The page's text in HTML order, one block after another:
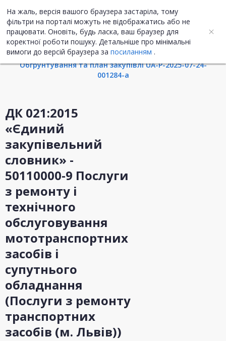
На жаль, версія вашого браузера застаріла, тому
фільтри на порталі можуть не відображатись або не
працювати. Оновіть, будь ласка, ваш браузер для
коректної роботи пошуку. Детальніше про мінімальні
вимоги до версій браузера за посиланням .
UA ENG
Інформація про закупівлю
Обгрунтування та план закупівлі UA-P-2025-07-24-
001284-a
ДК 021:2015
«Єдиний
закупівельний
словник» -
50110000-9 Послуги
з ремонту і
технічного
обслуговування
мототранспортних
засобів і
супутнього
обладнання
(Послуги з ремонту
транспортних
засобів (м. Львів))